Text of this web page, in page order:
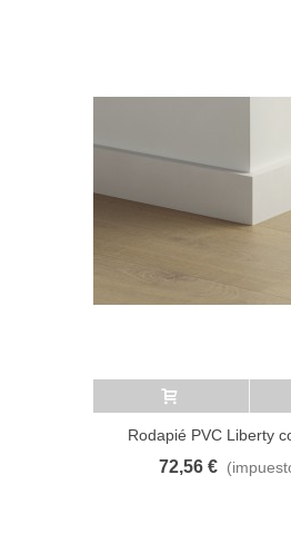
Añadir al carrito A
Rodapié PVC Liberty
72,56 €